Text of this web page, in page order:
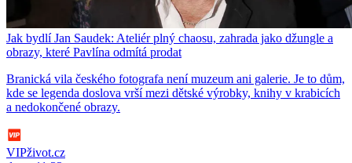
Jak bydlí Jan Saudek: Ateliér plný chaosu, zahrada jako džungle a
obrazy, které Pavlína odmítá prodat
Branická vila českého fotografa není muzeum ani galerie. Je to dům,
kde se legenda doslova vrší mezi dětské výrobky, knihy v krabicích
a nedokončené obrazy.
VIPživot.cz